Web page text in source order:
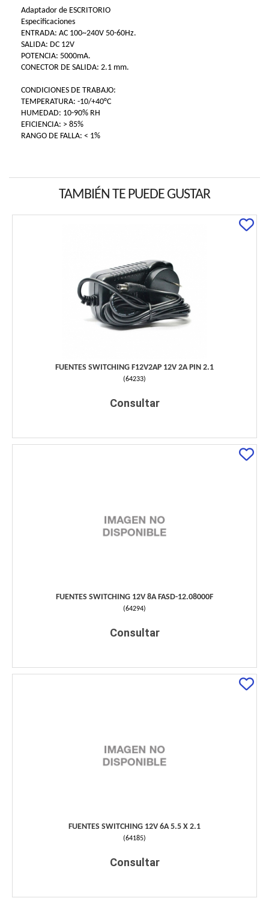
Adaptador de ESCRITORIO
Especificaciones
ENTRADA: AC 100~240V 50-60Hz.
SALIDA: DC 12V
POTENCIA: 5000mA.
CONECTOR DE SALIDA: 2.1 mm.
CONDICIONES DE TRABAJO:
TEMPERATURA: -10/+40°C
HUMEDAD: 10-90% RH
EFICIENCIA: > 85%
RANGO DE FALLA: < 1%
TAMBIÉN TE PUEDE GUSTAR
FUENTES SWITCHING F12V2AP 12V 2A PIN 2.1
(64233)
Consultar
FUENTES SWITCHING 12V 8A FASD-12.08000F
(64294)
Consultar
FUENTES SWITCHING 12V 6A 5.5 X 2.1
(64185)
Consultar